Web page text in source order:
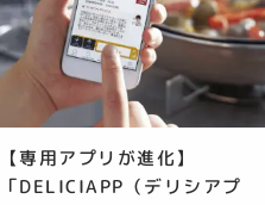
【専用アプリが進化】
「DELICIAPP（デリシアプ